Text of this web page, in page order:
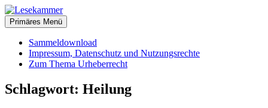
Zum
Inhalt
springen
Lesekammer
christliche Bücher zum kostenlosen Download
Primäres Menü
Sammeldownload
Impressum, Datenschutz und Nutzungsrechte
Zum Thema Urheberrecht
Schlagwort: Heilung